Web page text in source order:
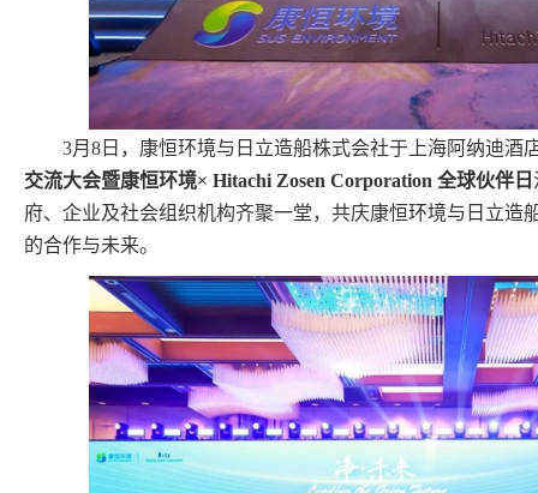
3月8日，康恒环境与日立造船株式会社于上海阿纳迪酒
交流大会暨康恒环境× Hitachi Zosen Corporation 全球伙伴日
府、企业及社会组织机构齐聚一堂，共庆康恒环境与日立造
的合作与未来。